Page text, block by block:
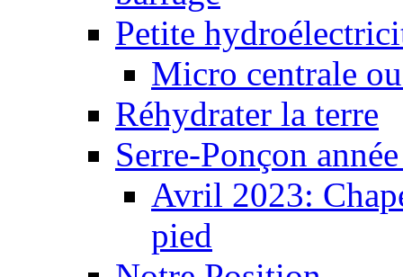
Petite
Micro centrale
Réhydrater la terre
Serre-Ponçon
Avril 2023:
pied